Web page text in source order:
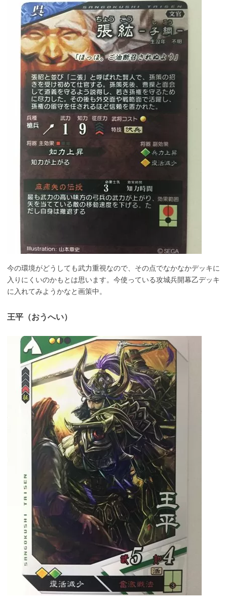
今の環境がどうしても武力重視なので、その点でなかなかデッキに
入りにくいのかもとは思います。今使っている攻城兵開幕乙デッキ
に入れてみようかなと画策中。
王平（おうへい）